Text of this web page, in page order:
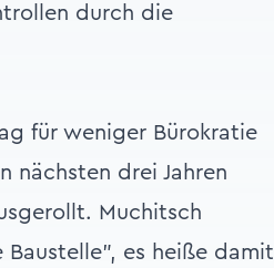
durch die
für weniger Bürokratie
nächsten drei Jahren
Muchitsch
es heiße damit